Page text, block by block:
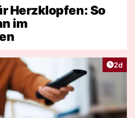
Herzklopfen: So
im
2d